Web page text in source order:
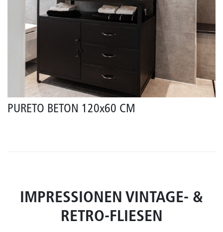
PURETO BETON 120x60 CM
IMPRESSIONEN VINTAGE- &
RETRO-FLIESEN